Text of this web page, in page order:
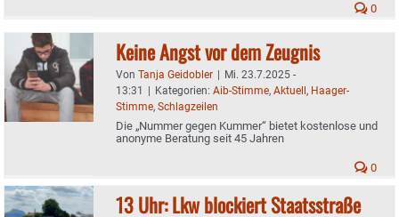
0
Keine Angst vor dem Zeugnis
Von Tanja Geidobler | Mi. 23.7.2025 -
13:31 | Kategorien: Aib-Stimme, Aktuell, Haager-
Stimme, Schlagzeilen
Die „Nummer gegen Kummer“ bietet kostenlose und
anonyme Beratung seit 45 Jahren
0
13 Uhr: Lkw blockiert Staatsstraße